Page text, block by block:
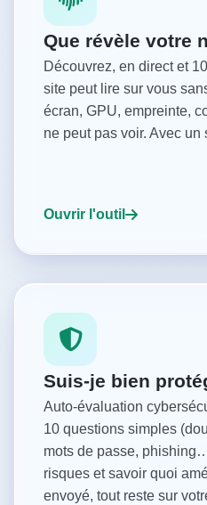
Que révèle votre
Découvrez, en direct et
site peut lire sur vous
écran, GPU, empreinte,
ne peut pas voir. Avec un
Ouvrir l'outil
Suis-je bien
Auto-évaluation
10 questions simples
mots de passe,
risques et savoir quoi
envoyé, tout reste sur